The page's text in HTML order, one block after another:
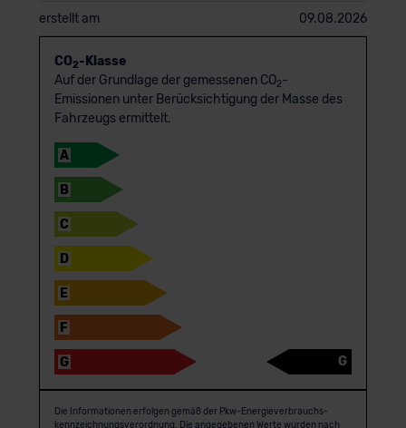
erstellt am 09.08.2026
CO2-Klasse
Auf der Grundlage der gemessenen CO2-
Emissionen unter Berücksichtigung der Masse des
Fahrzeugs ermittelt.
A
B
C
D
E
F
G G
Die Informationen erfolgen gemäß der Pkw-Energie­verbrauchs­
kennzeichnungs­verordnung. Die angegebenen Werte wurden nach